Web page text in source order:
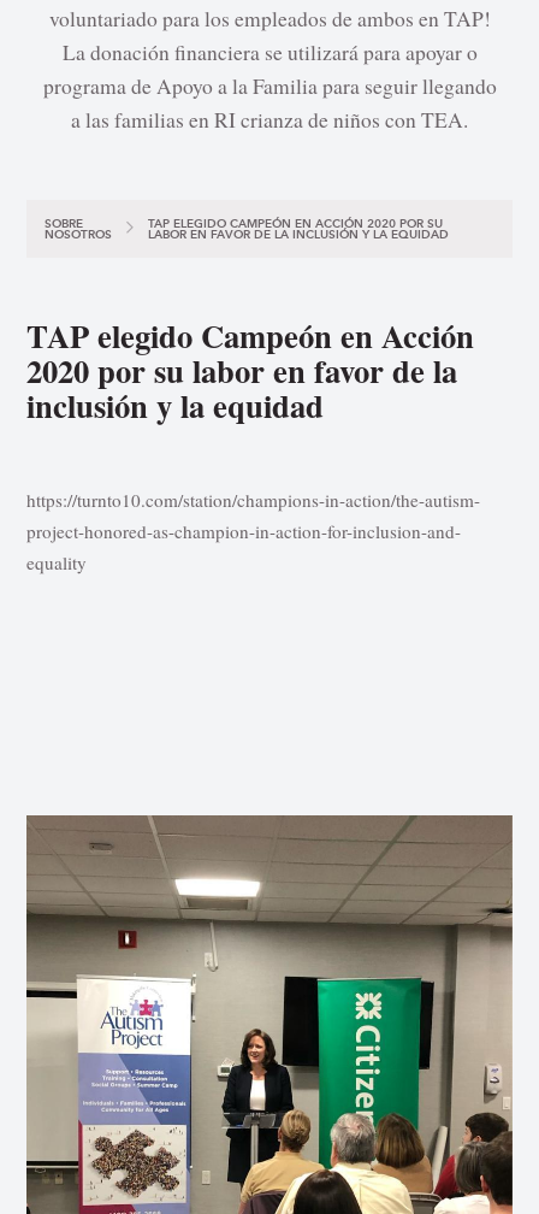
voluntariado para los empleados de ambos en TAP!
La donación financiera se utilizará para apoyar o
programa de Apoyo a la Familia para seguir llegando
a las familias en RI crianza de niños con TEA.
SOBRE
NOSOTROS
TAP ELEGIDO CAMPEÓN EN ACCIÓN 2020 POR SU
LABOR EN FAVOR DE LA INCLUSIÓN Y LA EQUIDAD
TAP elegido Campeón en Acción
2020 por su labor en favor de la
inclusión y la equidad
https://turnto10.com/station/champions-in-action/the-autism-
project-honored-as-champion-in-action-for-inclusion-and-
equality